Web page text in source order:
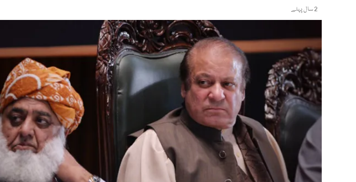
2 سال پہلے